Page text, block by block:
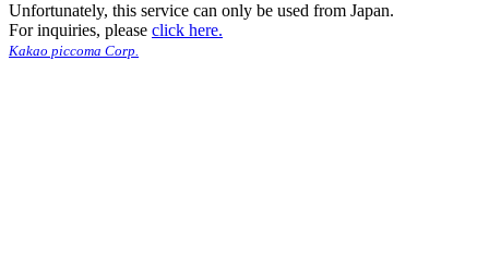
Unfortunately, this service can only be used from Japan.
For inquiries, please click here.
Kakao piccoma Corp.